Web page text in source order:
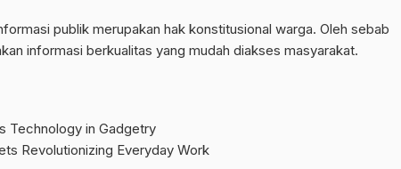
publik merupakan hak konstitusional warga. Oleh sebab
informasi berkualitas yang mudah diakses masyarakat.
Technology in Gadgetry
Revolutionizing Everyday Work